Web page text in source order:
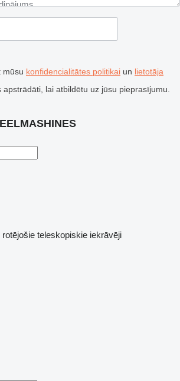
mūsu konfidencialitātes politikai un lietotāja
apstrādāti, lai atbildētu uz jūsu pieprasījumu.
rotējošie teleskopiskie iekrāvēji